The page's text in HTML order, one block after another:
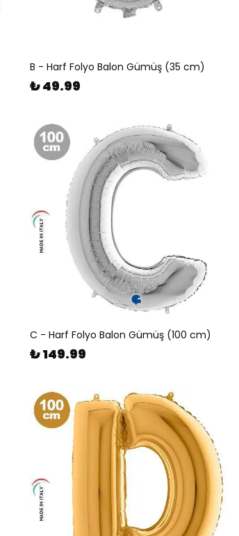
B - Harf Folyo Balon Gümüş (35 cm)
₺ 49.99
C - Harf Folyo Balon Gümüş (100 cm)
₺ 149.99